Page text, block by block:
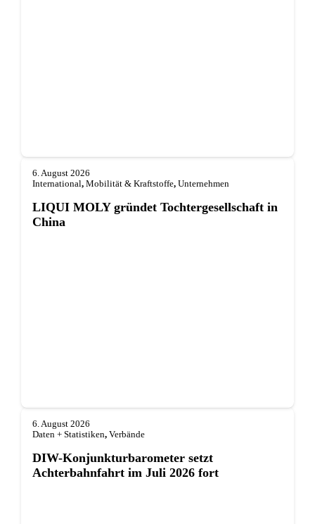
6. August 2026
International, Mobilität & Kraftstoffe, Unternehmen
LIQUI MOLY gründet Tochterge­sellschaft in
China
6. August 2026
Daten + Statistiken, Verbände
DIW-Konjunkturbarometer setzt
Achterbahnfahrt im Juli 2026 fort